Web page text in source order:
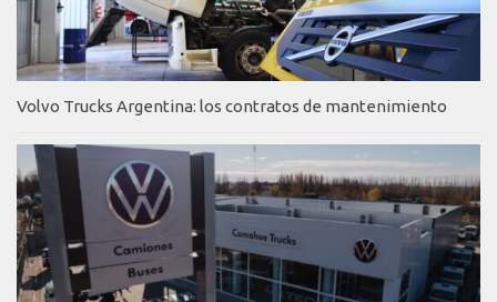
Volvo Trucks Argentina: los contratos de mantenimiento